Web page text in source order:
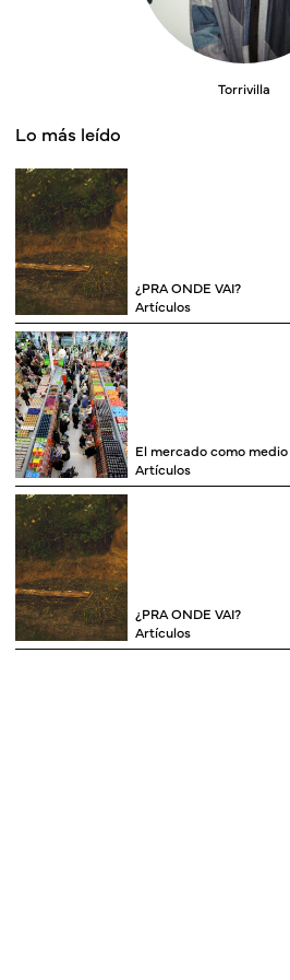
Torrivilla
Lo más leído
¿PRA ONDE VAI?
Artículos
El mercado como medio
Artículos
¿PRA ONDE VAI?
Artículos